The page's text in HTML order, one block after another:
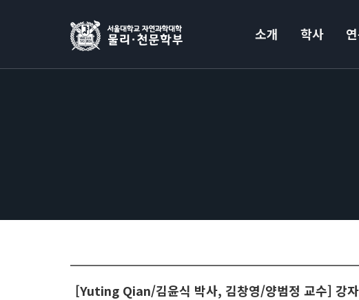
소개 학사
[Yuting Qian/김윤식 박사, 김창영/양범정 교수] 강